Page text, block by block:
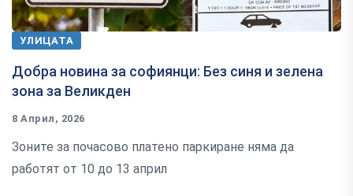
УЛИЦАТА
Добра новина за софиянци: Без синя и зелена
зона за Великден
8 Април, 2026
Зоните за почасово платено паркиране няма да
работят от 10 до 13 април